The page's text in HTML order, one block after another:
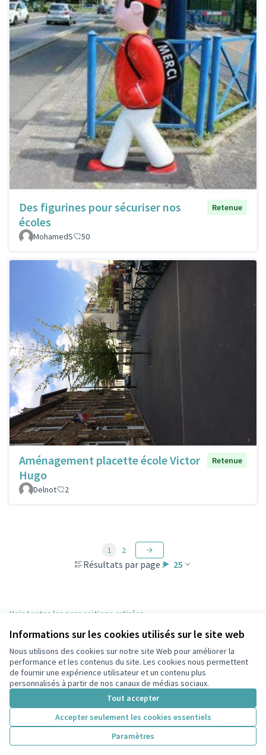
Informations sur les cookies utilisés sur le site web
Nous utilisons des cookies sur notre site Web pour améliorer la
performance et les contenus du site. Les cookies nous permettent
de fournir une expérience utilisateur et un contenu plus
personnalisés à partir de nos canaux de médias sociaux.
Tout accepter
Accepter seulement les cookies essentiels
Paramètres
Des figurines pour sécuriser nos
écoles
Retenue
MohamedS 50
Aménagement placette école Victor
Hugo
Retenue
Delnot 2
Résultats par page : 25
1 2
Voir toutes les propositions retirées
Conditions d'utilisation
Paramètres des cookies
participons.colombes.fr sur Facebook
(Lien externe)
Site réalisé grâce aulogiciel libre Decidim .
Licence
(Lien